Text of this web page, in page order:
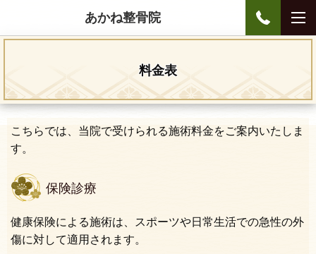
あかね整骨院
料金表
こちらでは、当院で受けられる施術料金をご案内いたしま
す。
保険診療
健康保険による施術は、スポーツや日常生活での急性の外
傷に対して適用されます。